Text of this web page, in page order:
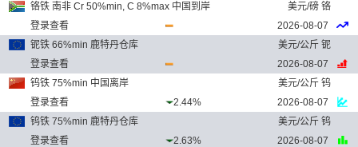
铬铁 南非 Cr 50%min, C 8%max 中国到岸
美元/磅 铬
登录查看
2026-08-07
铌铁 66%min 鹿特丹仓库
美元/公斤 铌
登录查看
2026-08-07
钨铁 75%min 中国离岸
美元/公斤 钨
登录查看
2.44%
2026-08-07
钨铁 75%min 鹿特丹仓库
美元/公斤 钨
登录查看
2.63%
2026-08-07